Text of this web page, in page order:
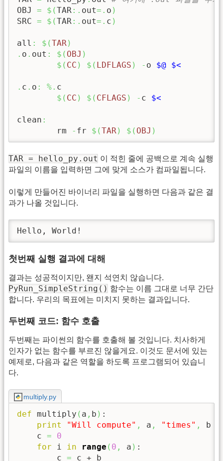
OBJ = $ (TAR :. out=. o )
SRC = $ (TAR :. out=. c )
all : $ (TAR )
. o . out : $ ( OBJ )
$ ( CC ) $ ( LDFLAGS ) - o $@ $<
. c . o : %. c
$ ( CC ) $ ( CFLAGS ) - c $<
clean :
	rm
- fr $ (TAR ) $ ( OBJ )
TAR = hello_py.out 이 적힌 줄에 공백으로 계속 실행
파일의 이름을 입력하면 그에 맞게 소스가 컴파일됩니다.
이렇게 만들어진 바이너리 파일을 실행하면 다음과 같은 결
과가 나올 것입니다.
Hello, World!
첫번째 실행 결과에 대해
결과는 성공적이지만, 왠지 석연치 않습니다.
PyRun_SimpleString() 함수는 이름 그대로 너무 간단
합니다. 우리의 목표에는 미치지 못하는 결과입니다.
두번째 코드: 함수 호출
두번째는 파이썬의 함수를 호출해 볼 것입니다. 치사하게
인자가 없는 함수를 부르진 않을게요. 이것도 문서에 있는
예제로, 다음과 같은 역할을 하도록 프로그램되어 있습니
다.
multiply.py
def multiply ( a , b ) :
print
"Will compute" , a , "times" ,
b
    c
=
0
for i in range ( 0 , a ) :
        c
= c + b